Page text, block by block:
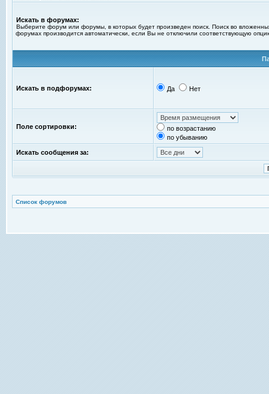
Искать в форумах:
Выберите форум или форумы, в которых будет произведен поиск. Поиск во
форумах производится автоматически, если Вы не отключили соответствующую
Искать в подфорумах: Да Нет
Поле сортировки:
по возрастанию
по убыванию
Искать сообщения за:
Список форумов